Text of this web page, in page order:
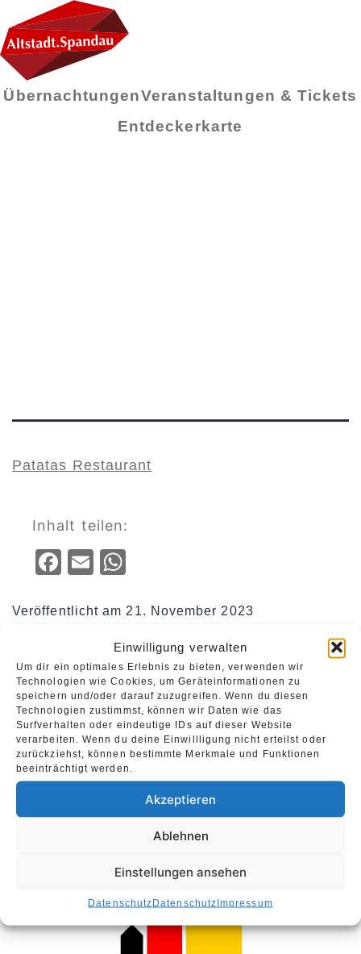
Einwilligung verwalten
Um dir ein optimales Erlebnis zu bieten, verwenden wir
Technologien wie Cookies, um Geräteinformationen zu
speichern und/oder darauf zuzugreifen. Wenn du diesen
Technologien zustimmst, können wir Daten wie das
Surfverhalten oder eindeutige IDs auf dieser Website
verarbeiten. Wenn du deine Einwillligung nicht erteilst oder
zurückziehst, können bestimmte Merkmale und Funktionen
beeinträchtigt werden.
Akzeptieren
Ablehnen
Einstellungen ansehen
DatenschutzDatenschutzImpressum
ÜbernachtungenVeranstaltungen & Tickets
Entdeckerkarte
Patatas Restaurant
Inhalt teilen:
Facebook
Email
Veröffentlicht am 21. November 2023
Essen & Trinken,Restaurants